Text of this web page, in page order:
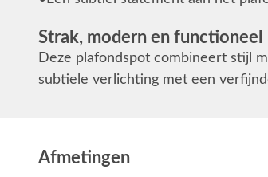
Strak, modern en functioneel
Deze plafondspot combineert stijl
subtiele verlichting met een
Afmetingen